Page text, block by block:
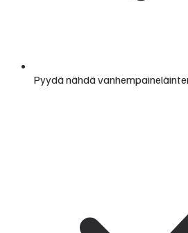
Pyydä nähdä